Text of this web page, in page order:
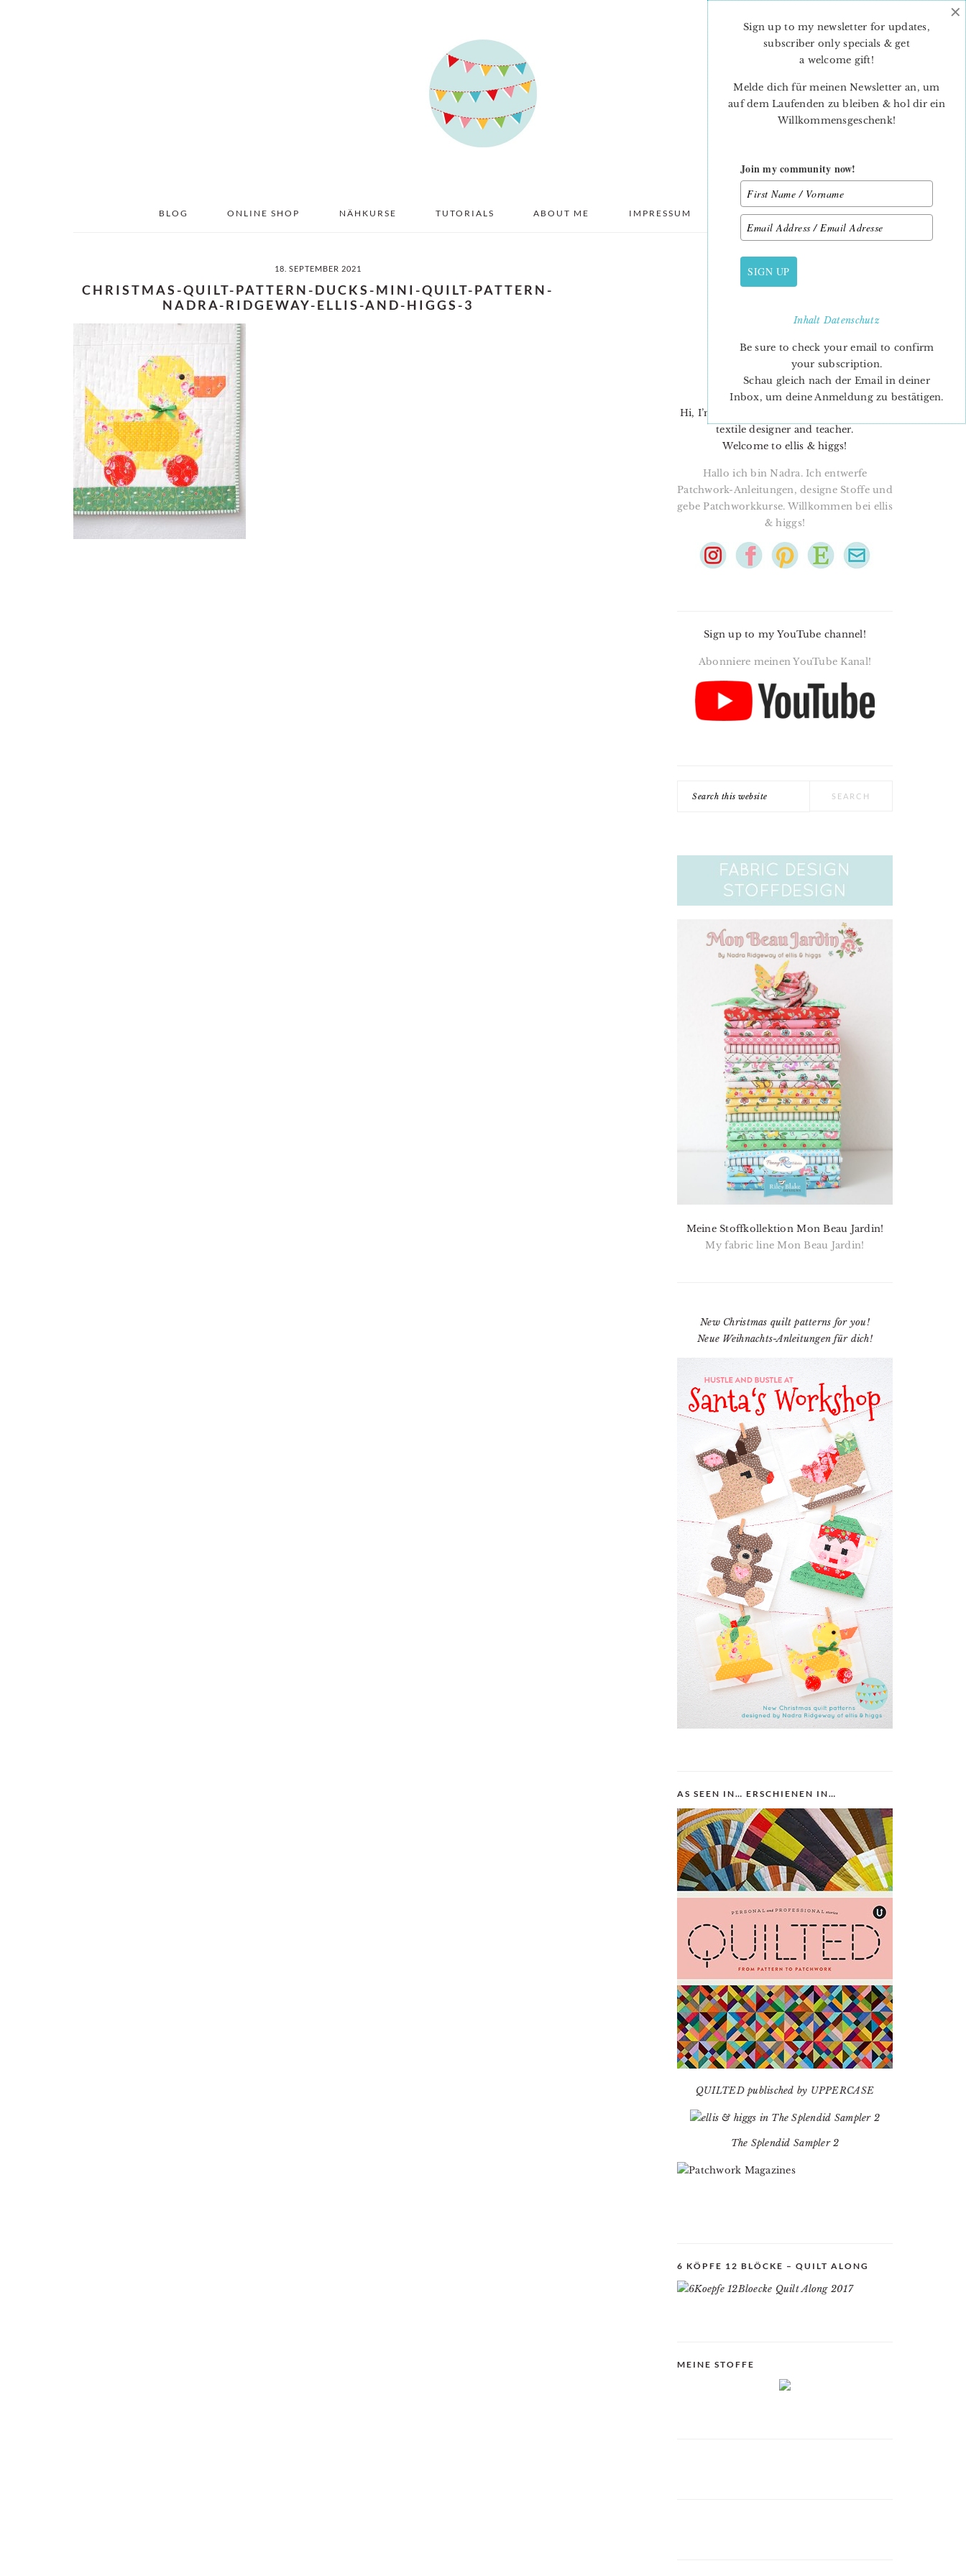
BLOG ONLINE SHOP NÄHKURSE TUTORIALS ABOUT ME IMPRESSUM DATENSCHUTZ
18. SEPTEMBER 2021
CHRISTMAS-QUILT-PATTERN-DUCKS-MINI-QUILT-PATTERN-
NADRA-RIDGEWAY-ELLIS-AND-HIGGS-3
PRIMARY
SIDEBAR
Hi, I’m Nadra. I’m a quilt pattern designer,
textile designer and teacher.
Welcome to ellis & higgs!
Hallo ich bin Nadra. Ich entwerfe
Patchwork-Anleitungen, designe Stoffe und
gebe Patchworkkurse. Willkommen bei ellis
& higgs!
Sign up to my YouTube channel!
Abonniere meinen YouTube Kanal!
Meine Stoffkollektion Mon Beau Jardin!
My fabric line Mon Beau Jardin!
New Christmas quilt patterns for you!
Neue Weihnachts-Anleitungen für dich!
AS SEEN IN… ERSCHIENEN IN…
QUILTED publisched by UPPERCASE
The Splendid Sampler 2
6 KÖPFE 12 BLÖCKE – QUILT ALONG
MEINE STOFFE
Sign up to my newsletter for updates,
subscriber only specials & get
a welcome gift!
Melde dich für meinen Newsletter an, um
auf dem Laufenden zu bleiben & hol dir ein
Willkommensgeschenk!
Join my community now!
SIGN UP
InhaltDatenschutz
Be sure to check your email to confirm
your subscription.
Schau gleich nach der Email in deiner
Inbox, um deine Anmeldung zu bestätigen.
×